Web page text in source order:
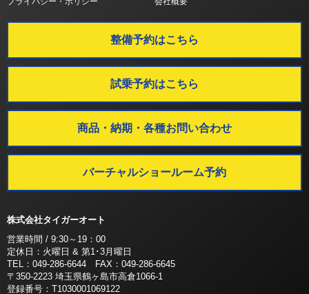
整備予約はこちら
試乗予約はこちら
商品・納期・各種お問い合わせ
バーチャルショールーム予約
株式会社タイガーオート
営業時間 / 9:30～19：00
定休日：火曜日 & 第1･3月曜日
TEL：049-286-6644 FAX：049-286-6645
〒350-2223 埼玉県鶴ヶ島市高倉1066-1
登録番号：T1030001069122